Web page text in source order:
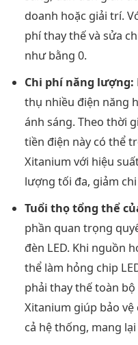
doanh hoặc giải trí.
phí thay thế và sửa
như bằng 0.
Chi phí năng lượng:
thụ nhiều điện năng
ánh sáng. Theo thời
tiền điện này có thể
Xitanium với hiệu
lượng tối đa, giảm
Tuổi thọ tổng thể
phần quan trọng
đèn LED. Khi nguồn
thể làm hỏng chip
phải thay thế toàn
Xitanium giúp bảo vệ
cả hệ thống, mang